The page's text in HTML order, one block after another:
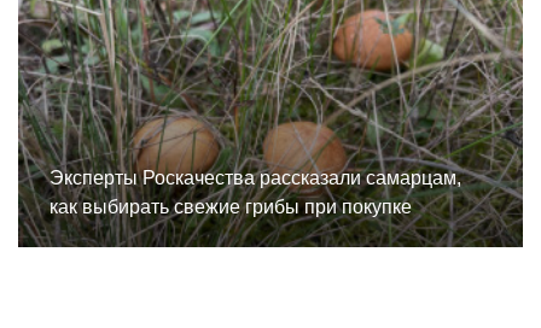
Эксперты Роскачества рассказали самарцам,
как выбирать свежие грибы при покупке